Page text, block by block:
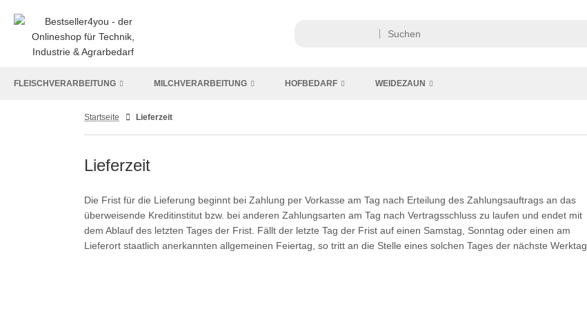
FLEISCHVERARBEITUNG MILCHVERARBEITUNG HOFBEDARF WEIDEZAUN
Startseite Lieferzeit
Lieferzeit
Die Frist für die Lieferung beginnt bei Zahlung per Vorkasse am Tag nach Erteilung des Zahlungsauftrags an das
überweisende Kreditinstitut bzw. bei anderen Zahlungsarten am Tag nach Vertragsschluss zu laufen und endet mit
dem Ablauf des letzten Tages der Frist. Fällt der letzte Tag der Frist auf einen Samstag, Sonntag oder einen am
Lieferort staatlich anerkannten allgemeinen Feiertag, so tritt an die Stelle eines solchen Tages der nächste Werktag.